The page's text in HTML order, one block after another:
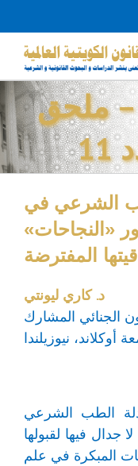
– ملحق
الشرعي في
«النجاحات»
المفترضة
د. كاري ليونتي
الجنائي المشارك
أوكلاند، نيوزيلندا
الطب الشرعي
جدال فيها لقبولها
المبكرة في علم